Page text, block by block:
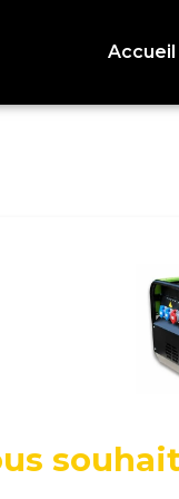
Accueil